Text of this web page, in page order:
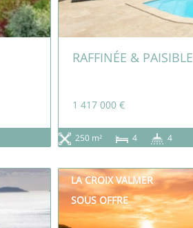
RAFFINÉE & PAISIBLE
1 417 000 €
250 m² 4 4
LA CROIX VALMER
SOUS OFFRE